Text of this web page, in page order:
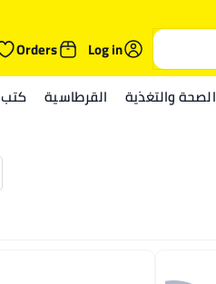
Log in
Orders
الصحة والتغذية القرطاسية كتب